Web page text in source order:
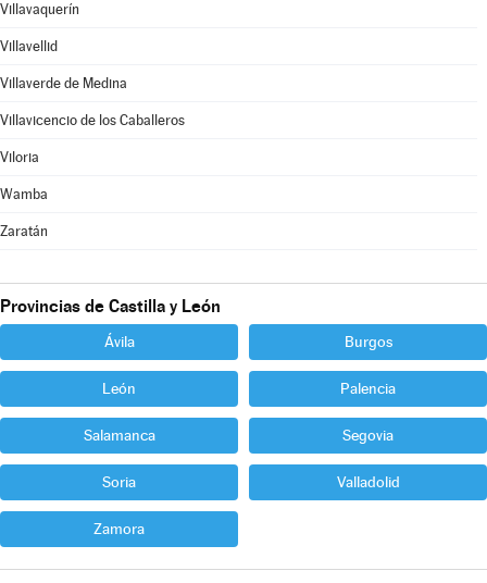
Villavaquerín
Villavellid
Villaverde de Medina
Villavicencio de los Caballeros
Viloria
Wamba
Zaratán
Provincias de Castilla y León
Ávila Burgos
León Palencia
Salamanca Segovia
Soria Valladolid
Zamora